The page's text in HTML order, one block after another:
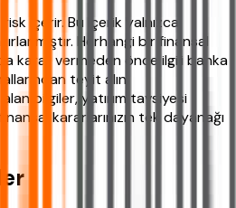
içerir. Bu içerik yalnızca
Herhangi bir finansal
karar vermeden önce ilgili banka
teyit alın.
bilgiler, yatırım tavsiyesi
kararlarınızın tek dayanağı